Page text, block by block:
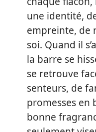
une identité,
empreinte, de
soi. Quand il
la barre se
se retrouve
senteurs, de
promesses en
bonne